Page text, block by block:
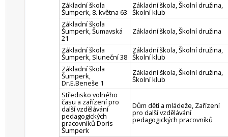
Základní škola
Šumperk, 8. května 63
Základní škola, Školní družina,
Školní klub
Základní škola
Šumperk, Šumavská
21
Základní škola, Školní družina
Základní škola
Šumperk, Sluneční 38
Základní škola, Školní družina,
Školní klub
Základní škola
Šumperk,
Dr.E.Beneše 1
Základní škola, Školní družina,
Školní klub
Středisko volného
času a zařízení pro
další vzdělávání
pedagogických
pracovníků Doris
Šumperk
Dům dětí a mládeže, Zařízení
pro další vzdělávání
pedagogických pracovníků